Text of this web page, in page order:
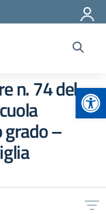
n. 74 del
–